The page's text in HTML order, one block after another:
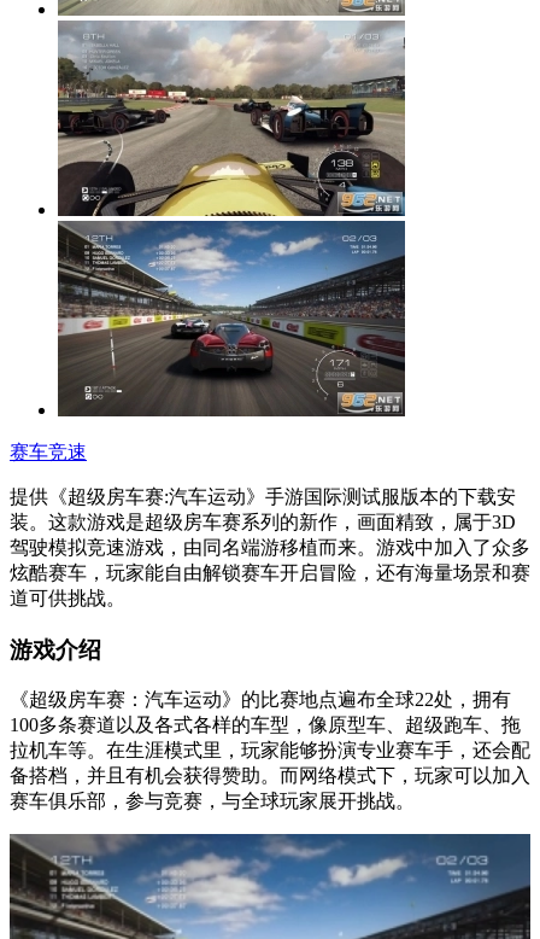
赛车竞速
提供《超级房车赛:汽车运动》手游国际测试服版本的下载安
装。这款游戏是超级房车赛系列的新作，画面精致，属于3D
驾驶模拟竞速游戏，由同名端游移植而来。游戏中加入了众多
炫酷赛车，玩家能自由解锁赛车开启冒险，还有海量场景和赛
道可供挑战。
游戏介绍
《超级房车赛：汽车运动》的比赛地点遍布全球22处，拥有
100多条赛道以及各式各样的车型，像原型车、超级跑车、拖
拉机车等。在生涯模式里，玩家能够扮演专业赛车手，还会配
备搭档，并且有机会获得赞助。而网络模式下，玩家可以加入
赛车俱乐部，参与竞赛，与全球玩家展开挑战。